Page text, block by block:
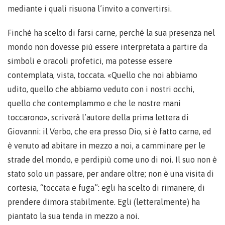
mediante i quali risuona l’invito a convertirsi.
Finché ha scelto di farsi carne, perché la sua presenza nel
mondo non dovesse più essere interpretata a partire da
simboli e oracoli profetici, ma potesse essere
contemplata, vista, toccata. «Quello che noi abbiamo
udito, quello che abbiamo veduto con i nostri occhi,
quello che contemplammo e che le nostre mani
toccarono», scriverà l’autore della prima lettera di
Giovanni: il Verbo, che era presso Dio, si è fatto carne, ed
è venuto ad abitare in mezzo a noi, a camminare per le
strade del mondo, e perdipiù come uno di noi. Il suo non è
stato solo un passare, per andare oltre; non è una visita di
cortesia, “toccata e fuga”: egli ha scelto di rimanere, di
prendere dimora stabilmente. Egli (letteralmente) ha
piantato la sua tenda in mezzo a noi.